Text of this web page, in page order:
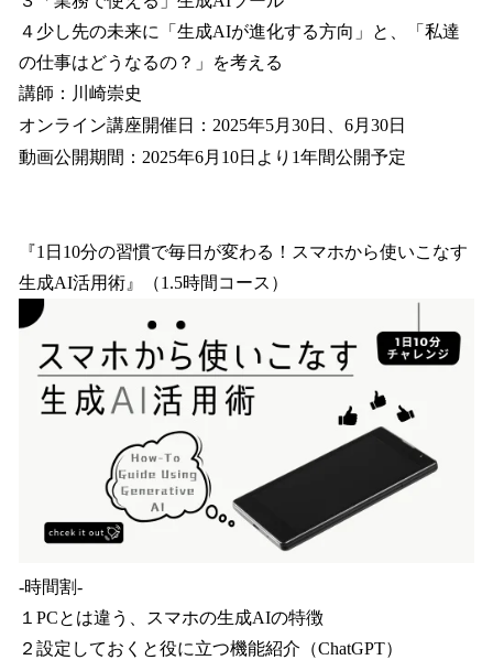
４少し先の未来に「生成AIが進化する方向」と、「私達
の仕事はどうなるの？」を考える
講師：川崎崇史
オンライン講座開催日：2025年5月30日、6月30日
動画公開期間：2025年6月10日より1年間公開予定
『1日10分の習慣で毎日が変わる！スマホから使いこなす
生成AI活用術』（1.5時間コース）
-時間割-
１PCとは違う、スマホの生成AIの特徴
２設定しておくと役に立つ機能紹介（ChatGPT）